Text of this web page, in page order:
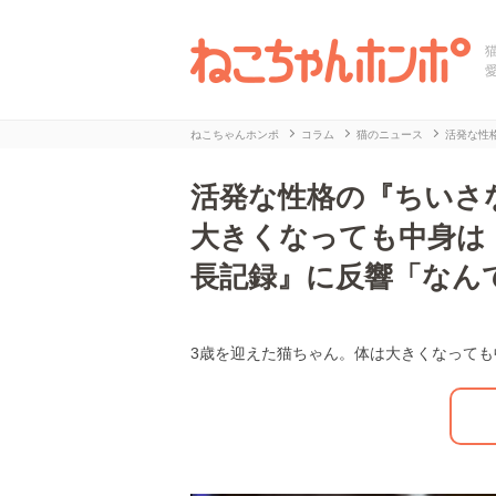
ねこちゃんホンポ コラム 猫のニュース 活発な性
活発な性格の『ちい
大きくなっても中身
長記録』に反響「なん
/
L
3歳を迎えた猫ちゃん。体は大きくなって